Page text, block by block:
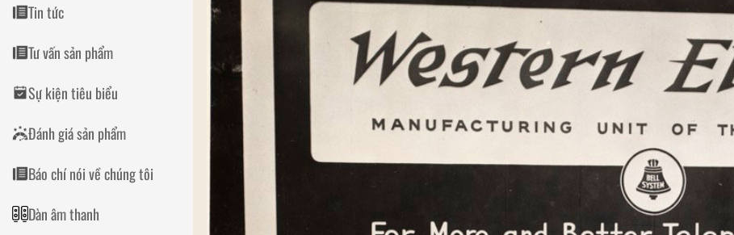
Tin tức
Tư vấn sản phẩm
Sự kiện tiêu biểu
Đánh giá sản phẩm
Báo chí nói về chúng tôi
Dàn âm thanh